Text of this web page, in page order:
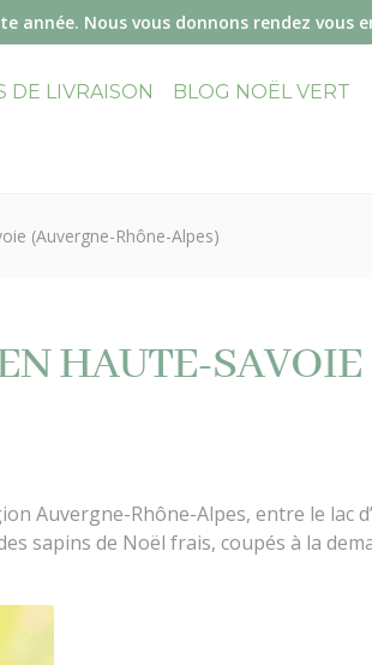
année. Nous vous donnons rendez vous
DE LIVRAISON BLOG NOËL VERT
(Auvergne-Rhône-Alpes)
HAUTE-
Auvergne-Rhône-Alpes, entre le lac
sapins de Noël frais, coupés à la